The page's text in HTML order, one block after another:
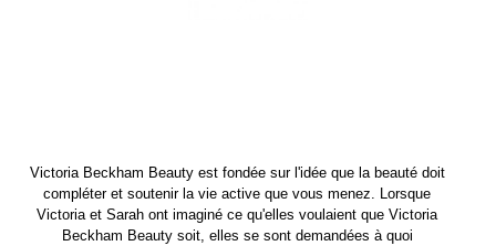
Victoria Beckham Beauty est fondée sur l'idée que la beauté doit
compléter et soutenir la vie active que vous menez. Lorsque
Victoria et Sarah ont imaginé ce qu'elles voulaient que Victoria
Beckham Beauty soit, elles se sont demandées à quoi